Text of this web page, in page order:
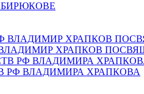
ХРАПКОВ
РФ ВЛАДИМИРА ХРАПКОВА